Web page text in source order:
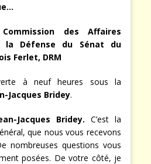
des Affaires
la Défense du Sénat du
Ferlet, DRM
à neuf heures sous la
Jacques Bridey.
Jacques Bridey. C’est la
que nous vous recevons
nombreuses questions vous
posées. De votre côté, je